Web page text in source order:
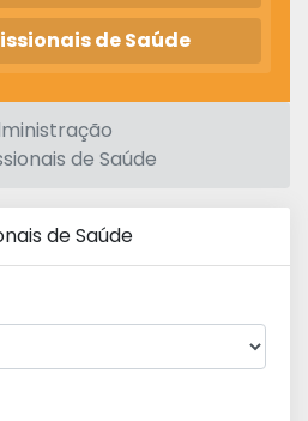
de Saúde
de Saúde
de Saúde